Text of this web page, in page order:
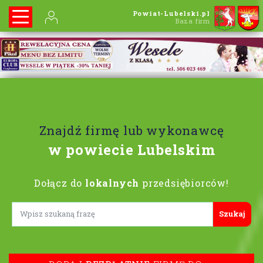
Powiat-Lubelski.pl
Baza firm
Znajdź firmę lub wykonawcę
w powiecie Lubelskim
Dołącz do lokalnych przedsiębiorców!
Lorem ipsum